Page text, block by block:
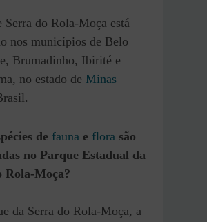
Serra do Rola-Moça está
nos municípios de Belo
Brumadinho, Ibirité e
no estado de Minas
de fauna e flora são
no Parque Estadual da
Rola-Moça?
da Serra do Rola-Moça, a